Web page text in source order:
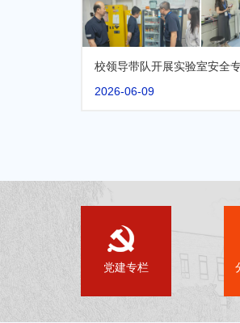
校领导带队开展实验室安全
2026-06-09
党建专栏